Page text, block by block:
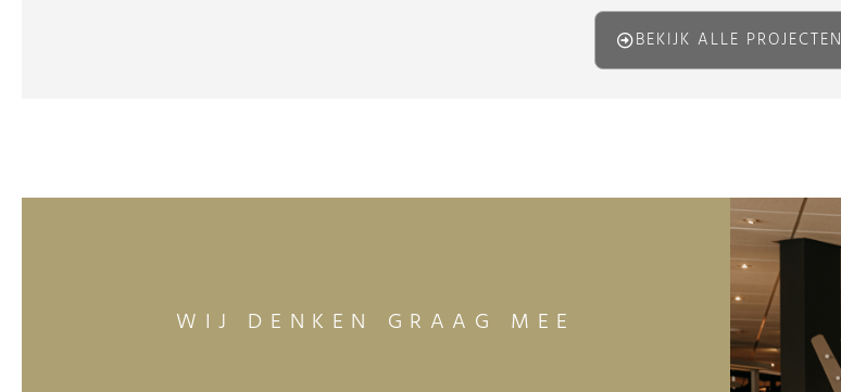
BEKIJK ALLE PROJECTEN
WIJ DENKEN GRAAG MEE